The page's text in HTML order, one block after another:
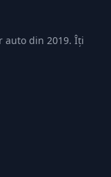
auto din 2019. Îți